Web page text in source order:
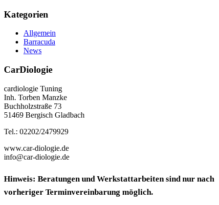
Kategorien
Allgemein
Barracuda
News
CarDiologie
cardiologie Tuning
Inh. Torben Manzke
Buchholzstraße 73
51469 Bergisch Gladbach
Tel.: 02202/2479929
www.car-diologie.de
info@car-diologie.de
Hinweis: Beratungen und Werkstattarbeiten sind nur nach
vorheriger Terminvereinbarung möglich.